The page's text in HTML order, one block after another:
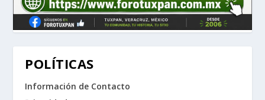
POLÍTICAS
Información de Contacto